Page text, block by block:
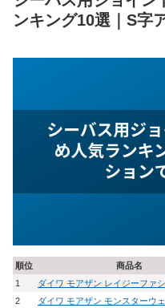
ンキング10選｜S字
順位 商品名
1
ダイワ モアザン レイジーファ
2
ダイワ モアザン モンスターウ